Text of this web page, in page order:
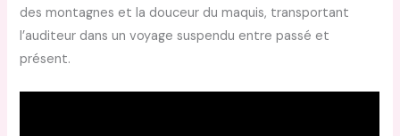
des montagnes et la douceur du maquis, transportant
l’auditeur dans un voyage suspendu entre passé et
présent.